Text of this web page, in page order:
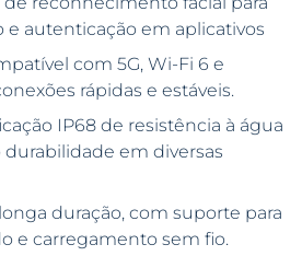
autenticação em aplicativos
com 5G, Wi-Fi 6 e
rápidas e estáveis.
IP68 de resistência à água
em diversas
duração, com suporte para
e carregamento sem fio.